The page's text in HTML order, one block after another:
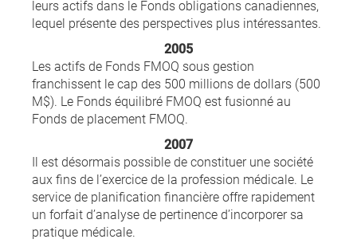
leurs actifs dans le Fonds obligations canadiennes,
lequel présente des perspectives plus intéressantes.
2005
Les actifs de Fonds FMOQ sous gestion
franchissent le cap des 500 millions de dollars (500
M$). Le Fonds équilibré FMOQ est fusionné au
Fonds de placement FMOQ.
2007
Il est désormais possible de constituer une société
aux fins de l’exercice de la profession médicale. Le
service de planification financière offre rapidement
un forfait d’analyse de pertinence d’incorporer sa
pratique médicale.